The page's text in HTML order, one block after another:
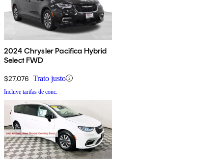
2024 Chrysler Pacifica Hybrid
Select FWD
$27,076 Trato justo
Incluye tarifas de conc.